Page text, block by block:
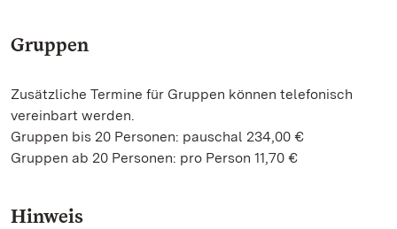
Gruppen
Zusätzliche Termine für Gruppen können telefonisch
vereinbart werden.
Gruppen bis 20 Personen: pauschal 234,00 €
Gruppen ab 20 Personen: pro Person 11,70 €
Hinweis